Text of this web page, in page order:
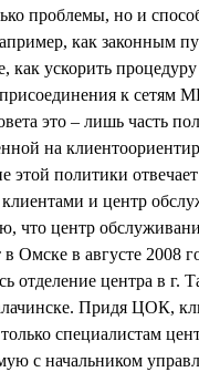
проблемы, но и
как законным
как ускорить процедуру
присоединения к сетям
это – лишь часть
на
этой политики
и центр
что центр
в августе 2008
отделение центра в г.
Придя ЦОК,
специалистам
с начальником